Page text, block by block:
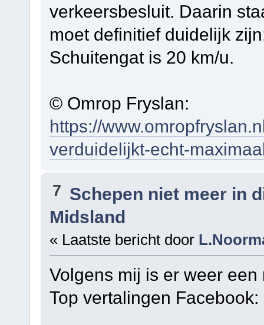
verkeersbesluit. Daarin
moet definitief duidelijk
Schuitengat is 20 km/u.
© Omrop Fryslan:
https://
verduidelijkt-echt-
7 Schepen niet meer in
Midsland
« Laatste bericht door
Volgens mij is er weer
Top vertalingen Facebook: